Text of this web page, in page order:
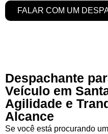
FALAR COM UM
Despachante
Veículo em
Agilidade e
Alcance
Se você está procurando um